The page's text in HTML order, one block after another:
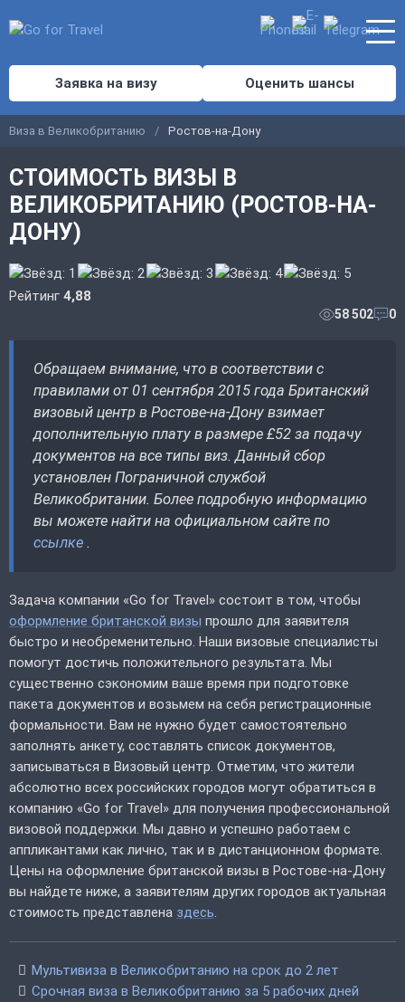
Заявка на визу Оценить шансы
Виза в Великобританию Ростов-на-Дону
СТОИМОСТЬ ВИЗЫ В
ВЕЛИКОБРИТАНИЮ (РОСТОВ-НА-
ДОНУ)
Рейтинг 4,88
58 502 0
Обращаем внимание, что в соответствии с
правилами от 01 сентября 2015 года Британский
визовый центр в Ростове-на-Дону взимает
дополнительную плату в размере £52 за подачу
документов на все типы виз. Данный сбор
установлен Пограничной службой
Великобритании. Более подробную информацию
вы можете найти на официальном сайте по
ссылке .
Задача компании «Go for Travel» состоит в том, чтобы
оформление британской визы прошло для заявителя
быстро и необременительно. Наши визовые специалисты
помогут достичь положительного результата. Мы
существенно сэкономим ваше время при подготовке
пакета документов и возьмем на себя регистрационные
формальности. Вам не нужно будет самостоятельно
заполнять анкету, составлять список документов,
записываться в Визовый центр. Отметим, что жители
абсолютно всех российских городов могут обратиться в
компанию «Go for Travel» для получения профессиональной
визовой поддержки. Мы давно и успешно работаем с
аппликантами как лично, так и в дистанционном формате.
Цены на оформление британской визы в Ростове-на-Дону
вы найдете ниже, а заявителям других городов актуальная
стоимость представлена здесь
Мультивиза в Великобританию на срок до 2 лет
Срочная виза в Великобританию за 5 рабочих дней